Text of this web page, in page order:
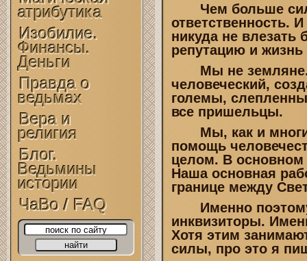
атрибутика
Изобилие.
Финансы.
Деньги
Правда о
ведьмах
Вера и
религия
Блог.
Ведьмины
истории
ЧаВо / FAQ
Чем больше
ответственность.
никуда не
репутацию и
Мы не земляне.
человеческий,
големы,
все пришельцы.
Мы, как и
помощь
целом. В
Наша основная
границе между
Именно поэтому
инквизиторы.
Хотя этим
силы, про это я